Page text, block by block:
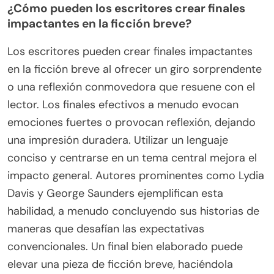
¿Cómo pueden los escritores crear finales
impactantes en la ficción breve?
Los escritores pueden crear finales impactantes
en la ficción breve al ofrecer un giro sorprendente
o una reflexión conmovedora que resuene con el
lector. Los finales efectivos a menudo evocan
emociones fuertes o provocan reflexión, dejando
una impresión duradera. Utilizar un lenguaje
conciso y centrarse en un tema central mejora el
impacto general. Autores prominentes como Lydia
Davis y George Saunders ejemplifican esta
habilidad, a menudo concluyendo sus historias de
maneras que desafían las expectativas
convencionales. Un final bien elaborado puede
elevar una pieza de ficción breve, haciéndola